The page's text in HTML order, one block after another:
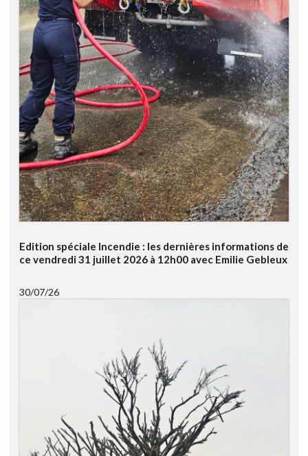
Edition spéciale Incendie : les dernières informations de
ce vendredi 31 juillet 2026 à 12h00 avec Emilie Gebleux
30/07/26